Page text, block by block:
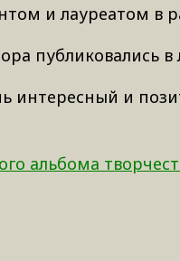
и лауреатом в
публиковались
интересный и
альбома